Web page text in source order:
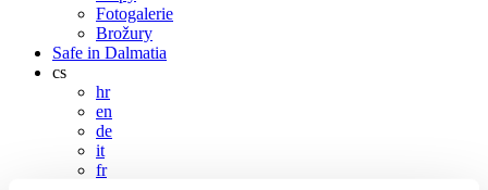
Fotogalerie
Brožury
Safe in Dalmatia
cs
hr
en
de
it
fr